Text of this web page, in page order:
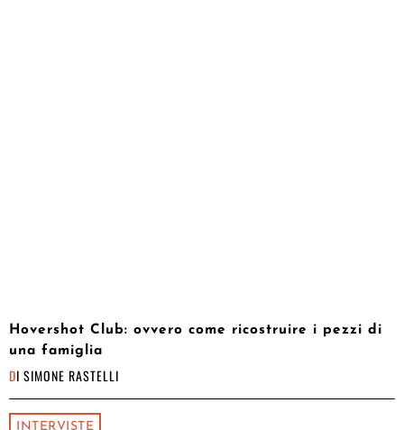
Hovershot Club: ovvero come ricostruire i pezzi di
una famiglia
DI SIMONE RASTELLI
INTERVISTE